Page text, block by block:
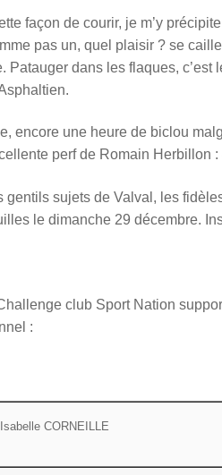
façon de courir, je m’y
pas un, quel plaisir ? se
Patauger dans les flaques, c’est
encore une heure de biclou
perf de Romain Herbillon :
gentils sujets de Valval, les
le dimanche 29 décembre.
club Sport Nation
:
Isabelle CORNEILLE